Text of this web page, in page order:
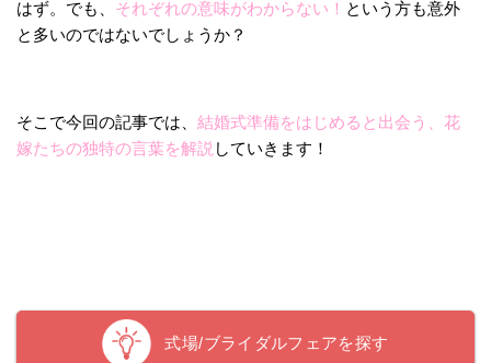
はず。でも、 それぞれの意味がわからない！ という方も意外
と多いのではないでしょうか？
そこで今回の記事では、 結婚式準備をはじめると出会う、花
嫁たちの独特の言葉を解説していきます！
式場/ブライダルフェアを探す